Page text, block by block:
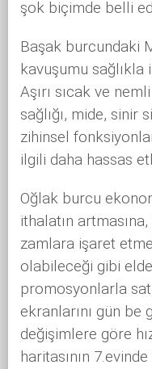
şok biçimde belli
Başak burcundaki
kavuşumu
Aşırı sıcak ve
sağlığı, mide, sinir
zihinsel
ilgili daha hassas
Oğlak burcu
ithalatın
zamlara işaret
olabileceği gibi
promosyonlarla
ekranlarını gün
değişimlere göre
haritasının